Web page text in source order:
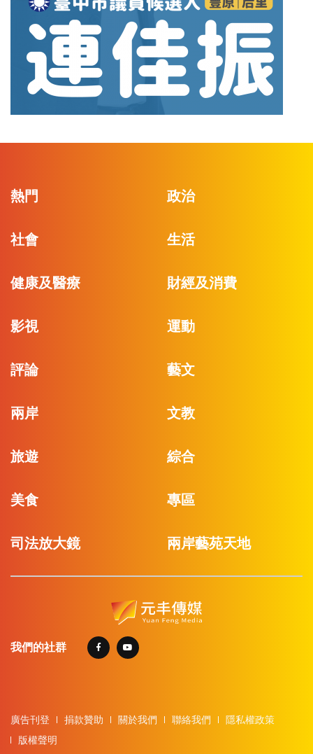
熱門 政治
社會 生活
健康及醫療 財經及消費
影視 運動
評論 藝文
兩岸 文教
旅遊 綜合
美食 專區
司法放大鏡 兩岸藝苑天地
我們的社群
廣告刊登 捐款贊助 關於我們 聯絡我們
隱私權政策
版權聲明